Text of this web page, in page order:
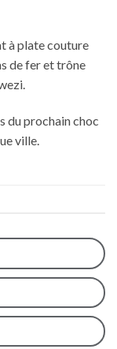
à plate couture
de fer et trône
du prochain choc
ville.